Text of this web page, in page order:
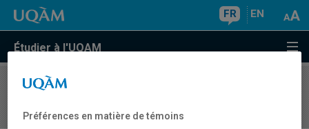
FR EN
Étudier à l'UQAM
COURS//
Préférences en matière de témoins